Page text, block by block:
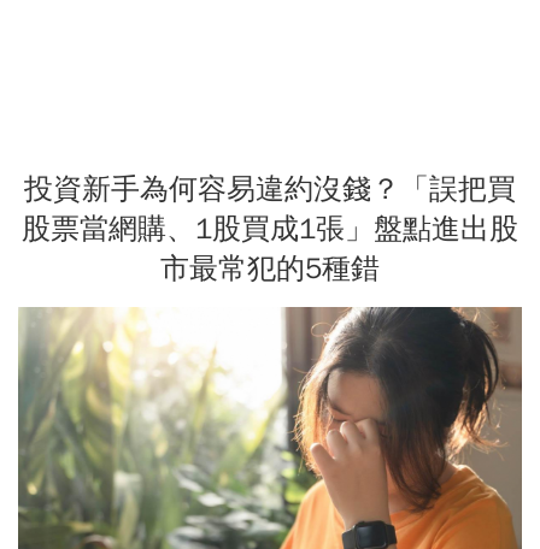
投資新手為何容易違約沒錢？「誤把買
股票當網購、1股買成1張」盤點進出股
市最常犯的5種錯